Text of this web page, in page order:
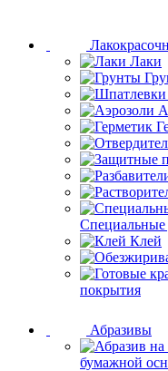
Лаки
Клей
покрытия
Абразивы
бумажной